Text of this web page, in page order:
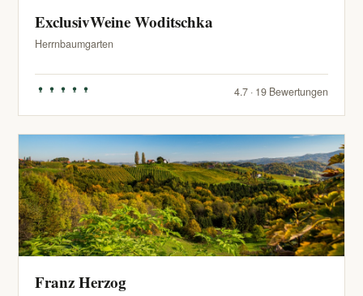
ExclusivWeine Woditschka
Herrnbaumgarten
4.7 · 19 Bewertungen
Franz Herzog